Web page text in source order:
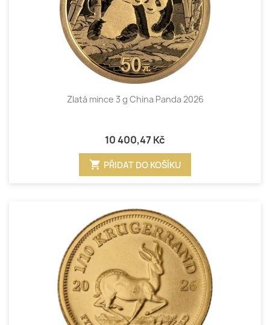
Zlatá mince 3 g China Panda 2026
10 400,47 Kč
shopping_cart PŘIDAT DO KOŠÍKU